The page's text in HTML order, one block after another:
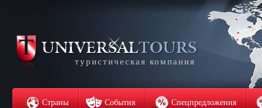
туристическая компания
Страны События Спецпредложения